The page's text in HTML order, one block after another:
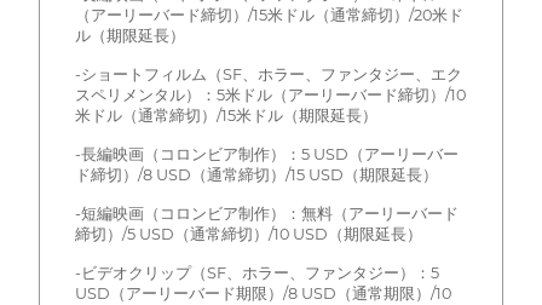
（アーリーバード締切）/15米ドル（通常締切）/20米ド
ル（期限延長）
-ショートフィルム（SF、ホラー、ファンタジー、エク
スペリメンタル）：5米ドル（アーリーバード締切）/10
米ドル（通常締切）/15米ドル（期限延長）
-長編映画（コロンビア制作）：5 USD（アーリーバー
ド締切）/8 USD（通常締切）/15 USD（期限延長）
-短編映画（コロンビア制作）：無料（アーリーバード
締切）/5 USD（通常締切）/10 USD（期限延長）
-ビデオクリップ（SF、ホラー、ファンタジー）：5
USD（アーリーバード期限）/8 USD（通常期限）/10